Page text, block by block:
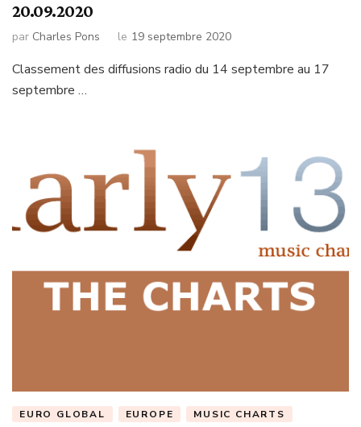
20.09.2020
par Charles Pons le 19 septembre 2020
Classement des diffusions radio du 14 septembre au 17
septembre …
EURO GLOBAL EUROPE MUSIC CHARTS